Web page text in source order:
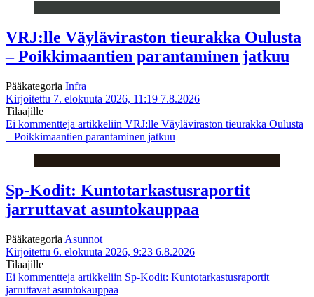
VRJ:lle Väyläviraston tieurakka Oulusta
– Poikkimaantien parantaminen jatkuu
Pääkategoria Infra
Kirjoitettu 7. elokuuta 2026, 11:19 7.8.2026
Tilaajille
Ei kommentteja artikkeliin VRJ:lle Väyläviraston tieurakka Oulusta
– Poikkimaantien parantaminen jatkuu
Sp-Kodit: Kuntotarkastusraportit
jarruttavat asuntokauppaa
Pääkategoria Asunnot
Kirjoitettu 6. elokuuta 2026, 9:23 6.8.2026
Tilaajille
Ei kommentteja artikkeliin Sp-Kodit: Kuntotarkastusraportit
jarruttavat asuntokauppaa